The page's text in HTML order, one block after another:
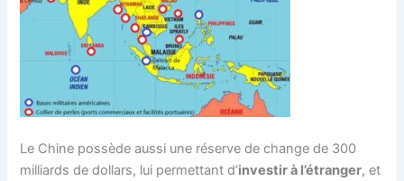
Le Chine possède aussi une réserve de change de 300
milliards de dollars, lui permettant d’investir à l’étranger, et